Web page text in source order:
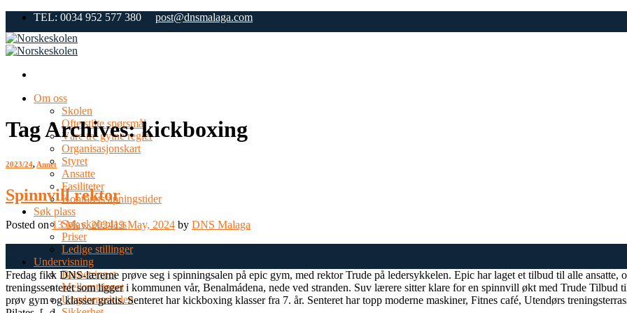
Skip
content
TEL: 0034 952 577 380 post@dnsmalaga.com
Om oss
Skolen
Ofte stilte spørsmål
Våre tre gylne regler
Organisasjonskart
Styret
Ansatte
Fasiliteter
Kontorets åpningstider
Søk plass
Søk skoleplass
Priser
Ledige stillinger
Undervisning
Barnetrinnet
Mellomtrinnet
Ungdomsskolen
Tag Archives:kickboxing
2023/24,Annet
Spinnvill rektor
Posted on13 May, 202413 May, 2024 by DNS Malaga
May
Fredag fikk DNS-lærerne prøve seg i spinningsalen på epic gym, med rektor Trude på ledersykkelen. Epic har laget et tilbud til alle ansatte,
treningssenteret som ligger i kommunen vår, Benalmádena, nede ved stranden. Suv lærere sitter klare for en spinnvill økt med Trude Tilbud
prøv gym og klasser gratis. Senteret har kickboxing klasser fra 7. år. Senteret har topp moderne maskiner, Fitnes café, Utendørs